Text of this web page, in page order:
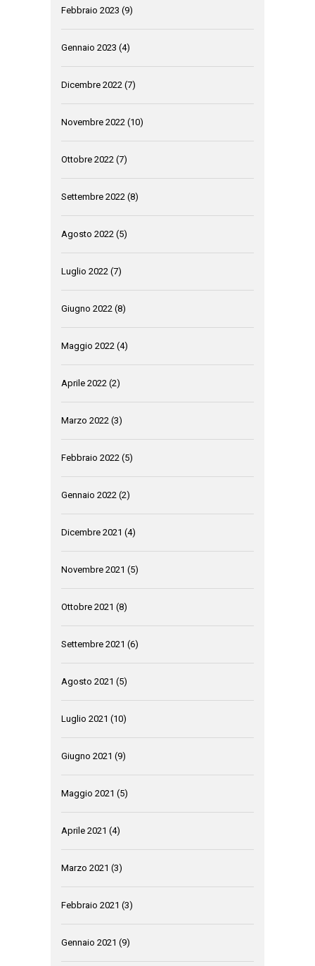
Febbraio 2023 (9)
Gennaio 2023 (4)
Dicembre 2022 (7)
Novembre 2022 (10)
Ottobre 2022 (7)
Settembre 2022 (8)
Agosto 2022 (5)
Luglio 2022 (7)
Giugno 2022 (8)
Maggio 2022 (4)
Aprile 2022 (2)
Marzo 2022 (3)
Febbraio 2022 (5)
Gennaio 2022 (2)
Dicembre 2021 (4)
Novembre 2021 (5)
Ottobre 2021 (8)
Settembre 2021 (6)
Agosto 2021 (5)
Luglio 2021 (10)
Giugno 2021 (9)
Maggio 2021 (5)
Aprile 2021 (4)
Marzo 2021 (3)
Febbraio 2021 (3)
Gennaio 2021 (9)